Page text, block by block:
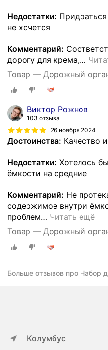
Недостатки: Придраться
не хочется
Комментарий:
дорогу для крема,…
Товар — Дорожный
Виктор Рожнов
103 отзыва
26 ноября 2024
Достоинства: Качество
Недостатки: Хотелось
ёмкости на средние
Комментарий: Не
содержимое внутри
проблем… Читать ещё
Товар — Дорожный
Больше отзывов про Набор
Колумбус